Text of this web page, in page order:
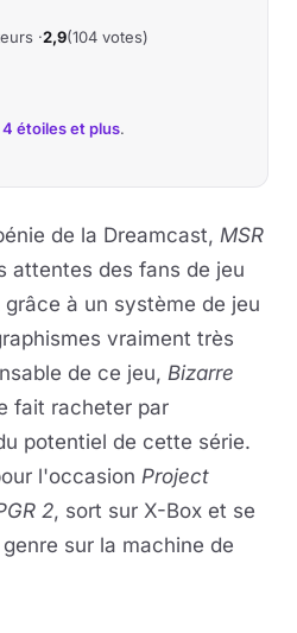
·2,9(104 votes)
étoiles et plus.
de la Dreamcast, MSR
attentes des fans de jeu
à un système de jeu
vraiment très
de ce jeu, Bizarre
fait racheter par
potentiel de cette série.
l'occasion Project
2, sort sur X-Box et se
sur la machine de